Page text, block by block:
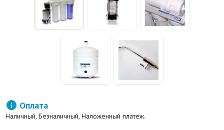
 Оплата
Наличный, Безналичный, Наложенный платеж.